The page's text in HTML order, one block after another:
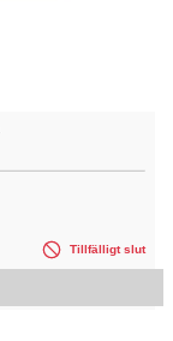
Tillfälligt slut